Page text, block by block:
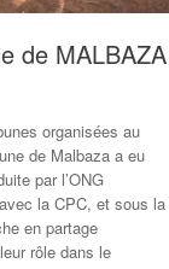
de MALBAZA
organisées au
de Malbaza a eu
par l’ONG
la CPC, et sous la
en partage
rôle dans le